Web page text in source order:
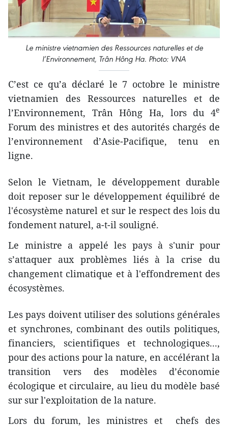
Le ministre vietnamien des Ressources naturelles et de
l’Environnement, Trân Hông Ha. Photo: VNA
C’est ce qu’a déclaré le 7 octobre le ministre
vietnamien des Ressources naturelles et de
l’Environnement, Trân Hông Ha, lors du 4e
Forum des ministres et des autorités chargés de
l’environnement d’Asie-Pacifique, tenu en
ligne.
Selon le Vietnam, le développement durable
doit reposer sur le développement équilibré de
l'écosystème naturel et sur le respect des lois du
fondement naturel, a-t-il souligné.
Le ministre a appelé les pays à s'unir pour
s’attaquer aux problèmes liés à la crise du
changement climatique et à l'effondrement des
écosystèmes.
Les pays doivent utiliser des solutions générales
et synchrones, combinant des outils politiques,
financiers, scientifiques et technologiques...,
pour des actions pour la nature, en accélérant la
transition vers des modèles d’économie
écologique et circulaire, au lieu du modèle basé
sur sur l'exploitation de la nature.
Lors du forum, les ministres et chefs des